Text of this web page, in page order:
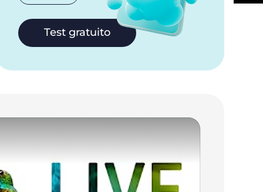
Test gratuito